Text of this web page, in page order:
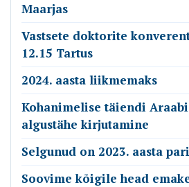
Maarjas
Vastsete doktorite
12.15 Tartus
2024. aasta liikmemaks
Kohanimelise täiendi
algustähe kirjutamine
Selgunud on 2023. aasta
Soovime kõigile head